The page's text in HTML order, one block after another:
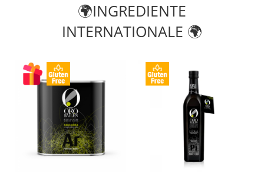
🌍INGREDIENTE
INTERNATIONALE 🌍